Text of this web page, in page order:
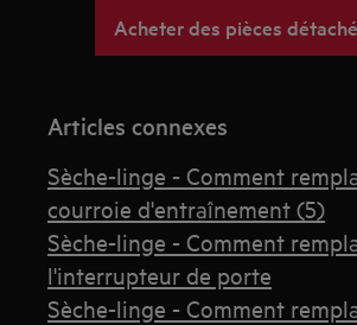
Acheter des pièces
Articles connexes
Sèche-linge - Comment
courroie d'entraînement (5)
Sèche-linge - Comment
l'interrupteur de porte
Sèche-linge - Comment